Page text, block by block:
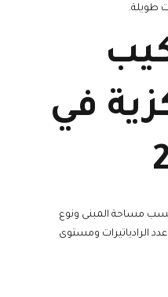
طويلة.
في
مساحة المبنى ونوع
الرادياتيرات ومستوى